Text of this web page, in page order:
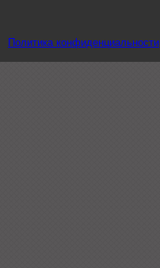
Политика конфиденциальности